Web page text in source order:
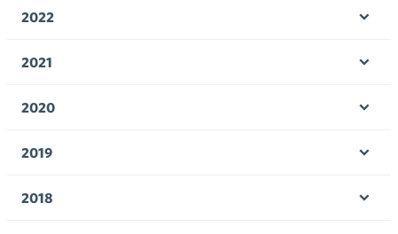
2022
2021
2020
2019
2018